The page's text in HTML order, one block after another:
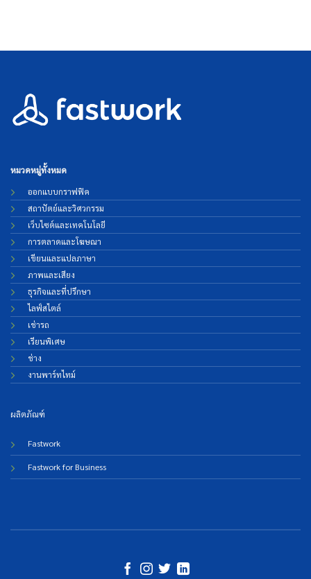
หมวดหมู่ทั้งหมด
ออกแบบกราฟฟิค
สถาปัตย์และวิศวกรรม
เว็บไซต์และเทคโนโลยี
การตลาดและโฆษณา
เขียนและแปลภาษา
ภาพและเสียง
ธุรกิจและที่ปรึกษา
ไลฟ์สไตล์
เช่ารถ
เรียนพิเศษ
ช่าง
งานพาร์ทไทม์
ผลิตภัณฑ์
Fastwork
Fastwork for Business